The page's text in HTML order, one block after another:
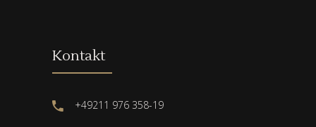
Kontakt
+49211 976 358-19